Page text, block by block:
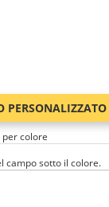
PERSONALIZZATO
colore
campo sotto il colore.